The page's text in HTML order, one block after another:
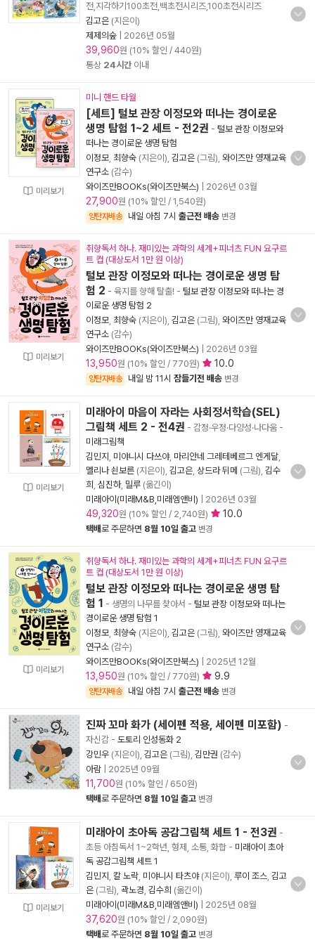
전,지각하기100초전,백초전시리즈,100초전시리즈
김고은 (지은이)
제제의숲
2026년 05월
39,960원 (10% 할인 / 440원)
통상 24시간이내
미리보기
미니 핸드 타월
[세트] 털보 관장 이정모와 떠나는 경이로운
생명 탐험 1~2 세트 - 전2권 - 털보 관장 이정모와
떠나는 경이로운 생명 탐험
이정모 최향숙 (지은이), 김고은 (그림), 와이즈만 영재교육
연구소 (감수)
와이즈만BOOKs(와이즈만북스)
2026년 03월
27,900원 (10% 할인 / 1,540원)
양탄자배송 내일 아침 7시 출근전 배송 변경
미리보기
취향독서 하나. 재미있는 과학의 세계+피너츠 FUN 요구르
트 컵 (대상도서 1만 원 이상)
털보 관장 이정모와 떠나는 경이로운 생명 탐
험 2 - 육지를 향해 탈출! - 털보 관장 이정모와 떠나는 경
이로운 생명 탐험 2
이정모 최향숙 (지은이), 김고은 (그림), 와이즈만 영재교육
연구소 (감수)
와이즈만BOOKs(와이즈만북스)
2026년 03월
13,950원 (10% 할인 / 770원) 10.0
양탄자배송 내일 밤 11시 잠들기전 배송 변경
미리보기
미래아이 마음이 자라는 사회정서학습(SEL)
그림책 세트 2 - 전4권 - 감정·우정·다양성·나다움 -
미래그림책
김민지
미야니시 다쓰야, 마리안네 그레테베르그 엔게달
멜리나 쇤보른 (지은이), 김고은 상드라 뒤메 (그림), 김수
희 심진하, 밀루 (옮긴이)
미래아이(미래M&B,미래엠앤비)
2026년 03월
49,320원 (10% 할인 / 2,740원) 10.0
택배로 주문하면 8월 10일 출고 변경
미리보기
취향독서 하나. 재미있는 과학의 세계+피너츠 FUN 요구르
트 컵 (대상도서 1만 원 이상)
털보 관장 이정모와 떠나는 경이로운 생명 탐
험 1 - 생명의 나무를 찾아서 - 털보 관장 이정모와 떠나는
경이로운 생명 탐험 1
이정모 최향숙 (지은이), 김고은 (그림), 와이즈만 영재교육
연구소 (감수)
와이즈만BOOKs(와이즈만북스)
2025년 12월
13,950원 (10% 할인 / 770원) 9.9
양탄자배송 내일 아침 7시 출근전 배송 변경
진짜 꼬마 화가 (세이펜 적용, 세이펜 미포함) -
자신감 - 도토리 인성동화 2
강민우 (지은이), 김고은 (그림), 김만권 (감수)
아람
2025년 09월
11,700원 (10% 할인 / 650원)
택배로 주문하면 8월 10일 출고 변경
미리보기
미래아이 초아독 공감그림책 세트 1 - 전3권 -
초등 아침독서 1~2학년, 형제, 소통, 화합 - 미래아이 초아
독 공감그림책 세트 1
김민지 칼 노락 미야니시 타츠야(지은이), 루이 조스 김고
은 (그림), 곽노경 김수희 (옮긴이)
미래아이(미래M&B,미래엠앤비)
2025년 08월
37,620원 (10% 할인 / 2,090원)
택배로 주문하면 8월 10일 출고 변경